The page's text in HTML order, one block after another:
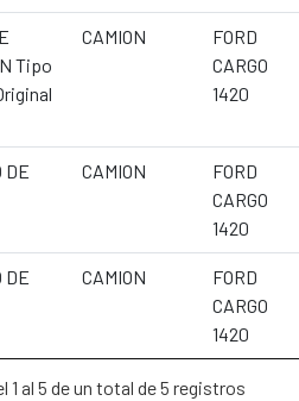
Tipo
CAMION
FORD
CARGO
1420
DE
CAMION
FORD
CARGO
1420
DE
CAMION
FORD
CARGO
1420
al 5 de un total de 5 registros